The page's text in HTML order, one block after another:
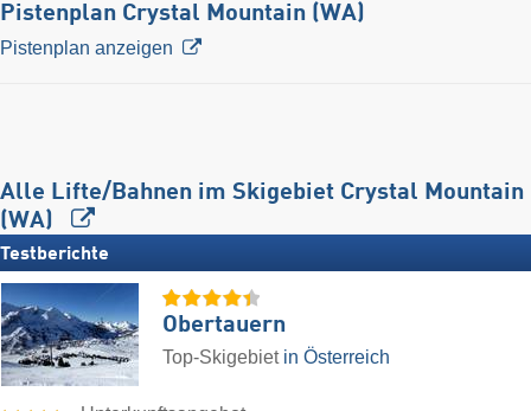
Pistenplan Crystal Mountain (WA)
Pistenplan anzeigen
Alle Lifte/Bahnen im Skigebiet Crystal Mountain
(WA)
Testberichte
Obertauern
Top-Skigebiet in Österreich